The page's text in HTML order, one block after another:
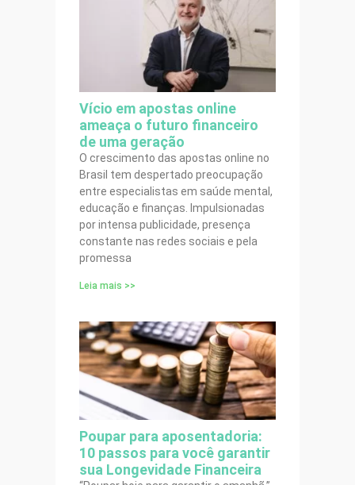
Vício em apostas online
ameaça o futuro financeiro
de uma geração
O crescimento das apostas online no
Brasil tem despertado preocupação
entre especialistas em saúde mental,
educação e finanças. Impulsionadas
por intensa publicidade, presença
constante nas redes sociais e pela
promessa
Leia mais >>
Poupar para aposentadoria:
10 passos para você garantir
sua Longevidade Financeira